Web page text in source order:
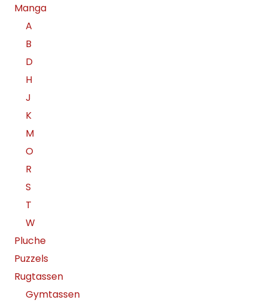
Manga
A
B
D
H
J
K
M
O
R
S
T
W
Pluche
Puzzels
Rugtassen
Gymtassen